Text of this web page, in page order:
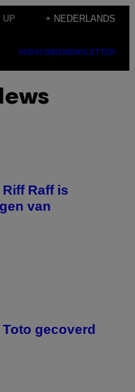
UP + NEDERLANDS
SUBSCRIBENEWSLETTER
Raff is
van
Toto gecoverd